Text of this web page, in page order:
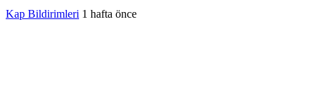
Kap Bildirimleri 1 hafta önce